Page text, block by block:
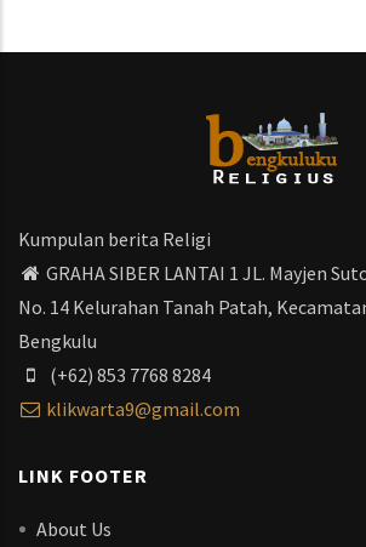
Kumpulan berita Religi
GRAHA SIBER LANTAI 1 JL. Mayjen
No. 14 Kelurahan Tanah Patah,
Bengkulu
(+62) 853 7768 8284
klikwarta9@gmail.com
LINK FOOTER
About Us